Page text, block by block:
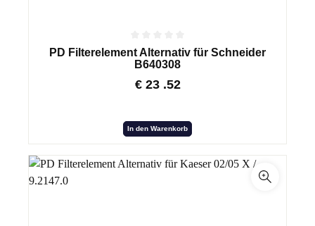
PD Filterelement Alternativ für Schneider
B640308
€ 23 .52
In den Warenkorb